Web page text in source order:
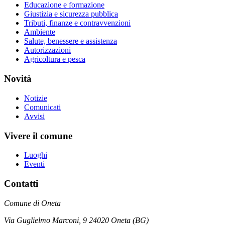
Educazione e formazione
Giustizia e sicurezza pubblica
Tributi, finanze e contravvenzioni
Ambiente
Salute, benessere e assistenza
Autorizzazioni
Agricoltura e pesca
Novità
Notizie
Comunicati
Avvisi
Vivere il comune
Luoghi
Eventi
Contatti
Comune di Oneta
Via Guglielmo Marconi, 9 24020 Oneta (BG)